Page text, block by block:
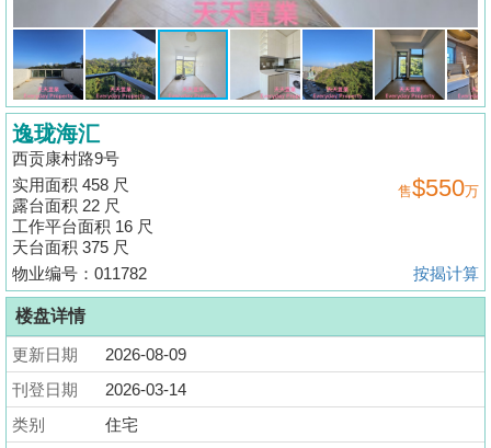
按
揭
地
产
博
客
地
产
新
闻
数
据
公
逸珑海汇
西贡康村路9号
实用面积 458 尺
露台面积 22 尺
工作平台面积 16 尺
天台面积 375 尺
售$550万
物业编号：011782 按揭计算
楼盘详情
更新日期
2026-08-09
刊登日期
2026-03-14
类别
住宅